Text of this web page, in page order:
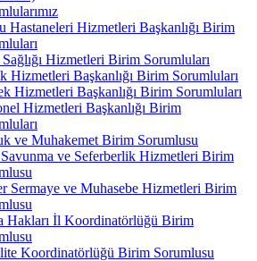
Hastaneleri Hizmetleri Başkanlığı Birim
Hizmetleri Birim Sorumluları
Hizmetleri Başkanlığı Birim Sorumluları
Hizmetleri Başkanlığı Birim Sorumluları
Hizmetleri Başkanlığı Birim
ve Muhakemet Birim Sorumlusu
ve Seferberlik Hizmetleri Birim
Sermaye ve Muhasebe Hizmetleri Birim
Hakları İl Koordinatörlüğü Birim
Koordinatörlüğü Birim Sorumlusu